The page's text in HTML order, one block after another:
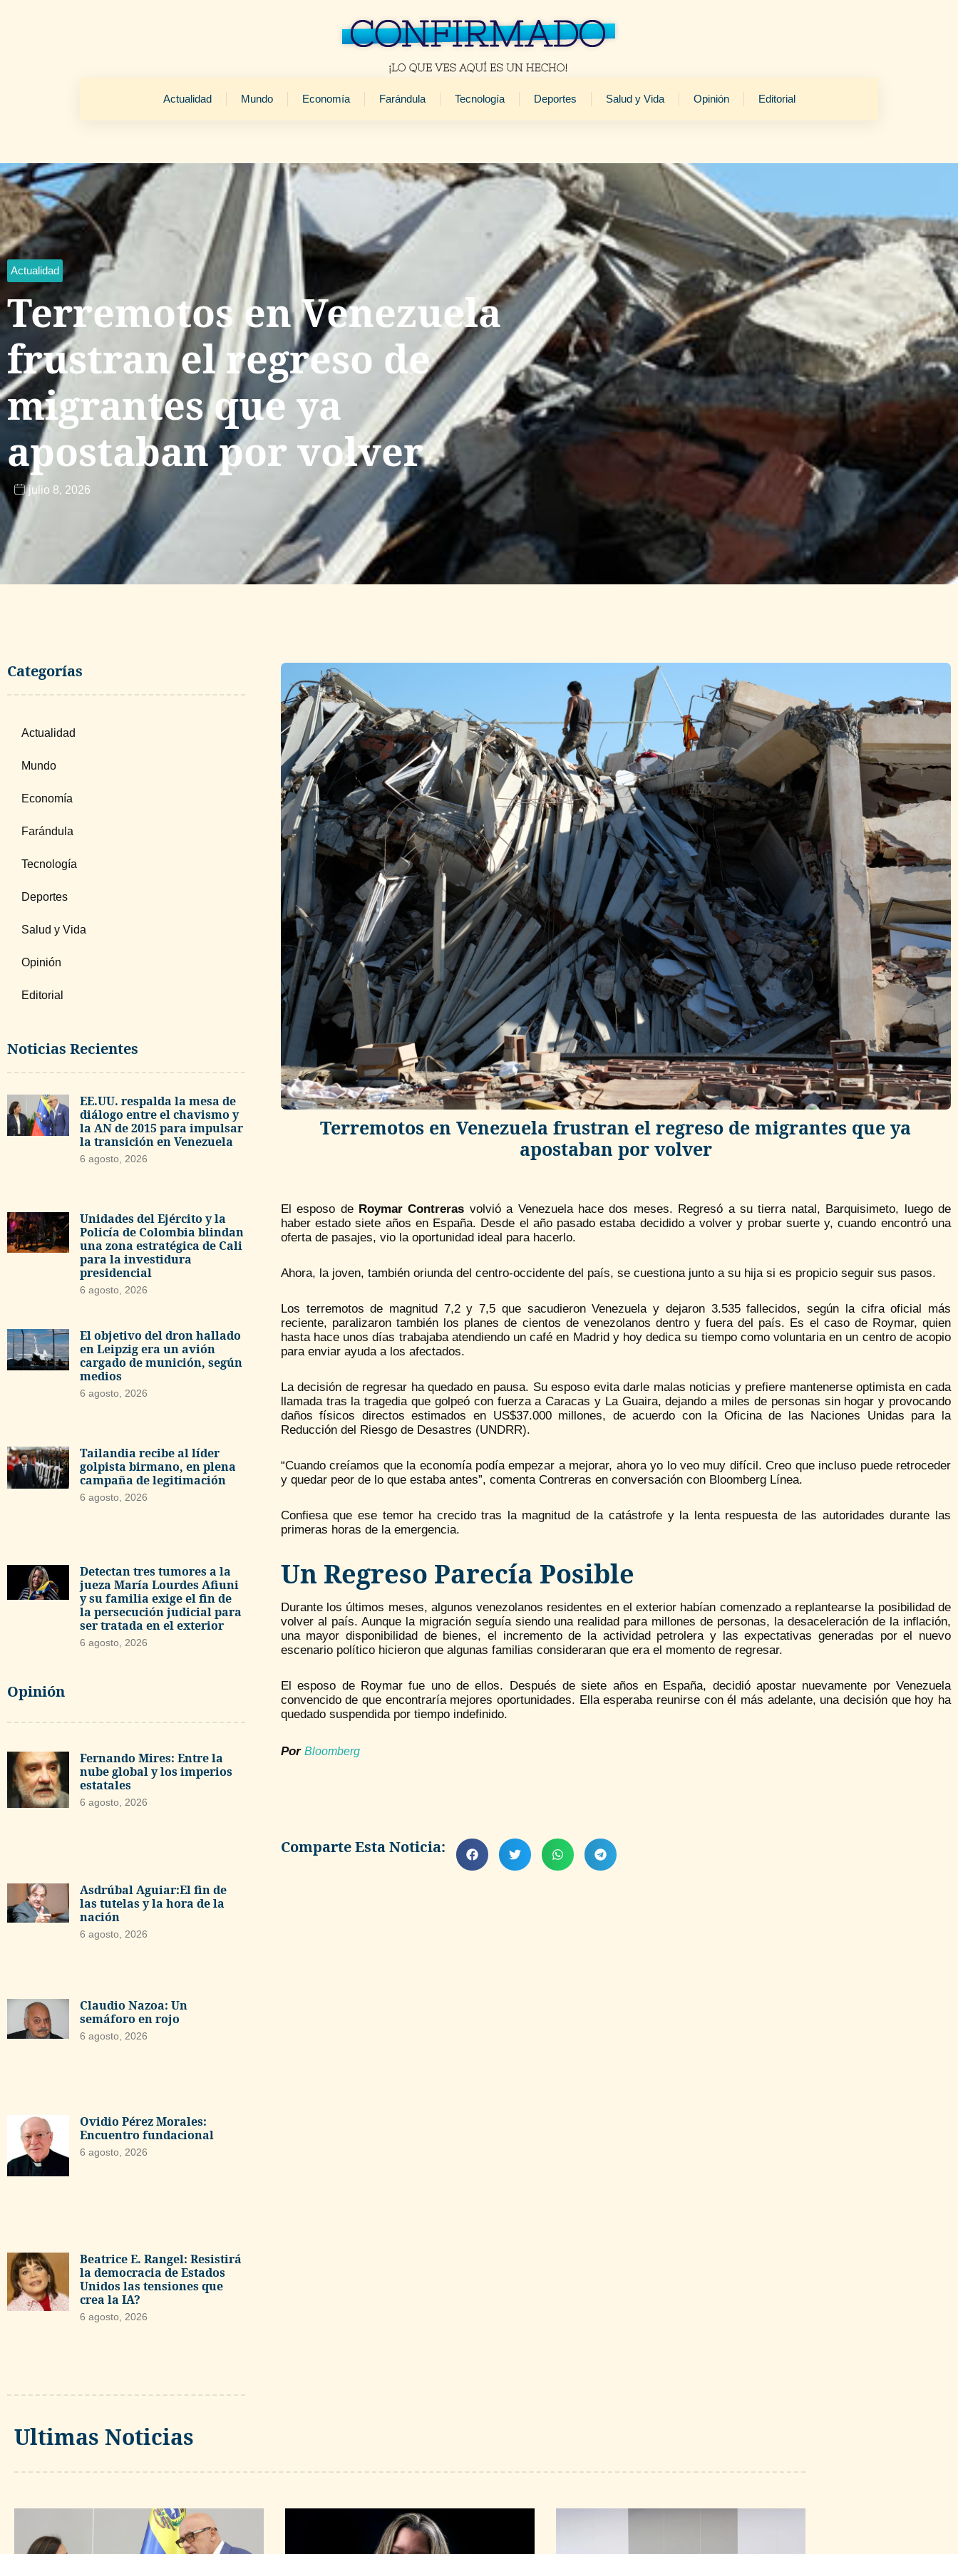
Actualidad Mundo Economía Farándula Tecnología Deportes Salud y Vida Opinión Editorial
Actualidad
Terremotos en Venezuela
frustran el regreso de
migrantes que ya
apostaban por volver
julio 8, 2026
Categorías
Actualidad
Mundo
Economía
Farándula
Tecnología
Deportes
Salud y Vida
Opinión
Editorial
Noticias Recientes
EE.UU. respalda la mesa de
diálogo entre el chavismo y
la AN de 2015 para impulsar
la transición en Venezuela
6 agosto, 2026
Unidades del Ejército y la
Policía de Colombia blindan
una zona estratégica de Cali
para la investidura
presidencial
6 agosto, 2026
El objetivo del dron hallado
en Leipzig era un avión
cargado de munición, según
medios
6 agosto, 2026
Tailandia recibe al líder
golpista birmano, en plena
campaña de legitimación
6 agosto, 2026
Detectan tres tumores a la
jueza María Lourdes Afiuni
y su familia exige el fin de
la persecución judicial para
ser tratada en el exterior
6 agosto, 2026
Opinión
Fernando Mires: Entre la
nube global y los imperios
estatales
6 agosto, 2026
Asdrúbal Aguiar:El fin de
las tutelas y la hora de la
nación
6 agosto, 2026
Claudio Nazoa: Un
semáforo en rojo
6 agosto, 2026
Ovidio Pérez Morales:
Encuentro fundacional
6 agosto, 2026
Beatrice E. Rangel: Resistirá
la democracia de Estados
Unidos las tensiones que
crea la IA?
6 agosto, 2026
Terremotos en Venezuela frustran el regreso de migrantes que ya
apostaban por volver
El esposo de Roymar Contreras volvió a Venezuela hace dos meses. Regresó a su tierra natal, Barquisimeto, luego de
haber estado siete años en España. Desde el año pasado estaba decidido a volver y probar suerte y, cuando encontró una
oferta de pasajes, vio la oportunidad ideal para hacerlo.
Ahora, la joven, también oriunda del centro-occidente del país, se cuestiona junto a su hija si es propicio seguir sus pasos.
Los terremotos de magnitud 7,2 y 7,5 que sacudieron Venezuela y dejaron 3.535 fallecidos, según la cifra oficial más
reciente, paralizaron también los planes de cientos de venezolanos dentro y fuera del país. Es el caso de Roymar, quien
hasta hace unos días trabajaba atendiendo un café en Madrid y hoy dedica su tiempo como voluntaria en un centro de acopio
para enviar ayuda a los afectados.
La decisión de regresar ha quedado en pausa. Su esposo evita darle malas noticias y prefiere mantenerse optimista en cada
llamada tras la tragedia que golpeó con fuerza a Caracas y La Guaira, dejando a miles de personas sin hogar y provocando
daños físicos directos estimados en US$37.000 millones, de acuerdo con la Oficina de las Naciones Unidas para la
Reducción del Riesgo de Desastres (UNDRR).
“Cuando creíamos que la economía podía empezar a mejorar, ahora yo lo veo muy difícil. Creo que incluso puede retroceder
y quedar peor de lo que estaba antes”, comenta Contreras en conversación con Bloomberg Línea.
Confiesa que ese temor ha crecido tras la magnitud de la catástrofe y la lenta respuesta de las autoridades durante las
primeras horas de la emergencia.
Un Regreso Parecía Posible
Durante los últimos meses, algunos venezolanos residentes en el exterior habían comenzado a replantearse la posibilidad de
volver al país. Aunque la migración seguía siendo una realidad para millones de personas, la desaceleración de la inflación,
una mayor disponibilidad de bienes, el incremento de la actividad petrolera y las expectativas generadas por el nuevo
escenario político hicieron que algunas familias consideraran que era el momento de regresar.
El esposo de Roymar fue uno de ellos. Después de siete años en España, decidió apostar nuevamente por Venezuela
convencido de que encontraría mejores oportunidades. Ella esperaba reunirse con él más adelante, una decisión que hoy ha
quedado suspendida por tiempo indefinido.
Por Bloomberg
Comparte Esta Noticia:
Ultimas Noticias